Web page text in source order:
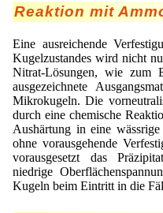
Reaktion mit
Eine ausreichende
Kugelzustandes wird nicht
Nitrat-Lösungen, wie zum
ausgezeichnete
Mikrokugeln. Die
durch eine chemische
Aushärtung in eine
ohne vorausgehende
vorausgesetzt das
niedrige
Kugeln beim Eintritt in die